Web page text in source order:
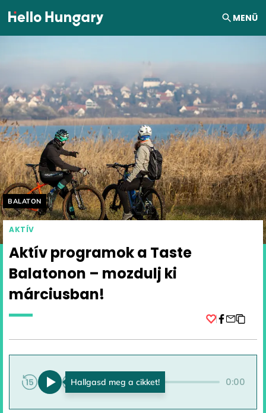
Ugrás a tartalomhoz MENÜ
Helyszín címkék:
BALATON
AKTÍV
Aktív programok a Taste
Balatonon – mozdulj ki
márciusban!
0:00 0:00